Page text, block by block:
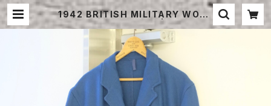
1942 BRITISH MILITARY WOOL
HOSPITAL JACKET | STRAYS
HEEP ONLINE